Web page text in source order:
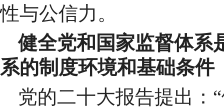
性与公信力。
健全党和国家监督体系
系的制度环境和基础条件
党的二十大报告提出：